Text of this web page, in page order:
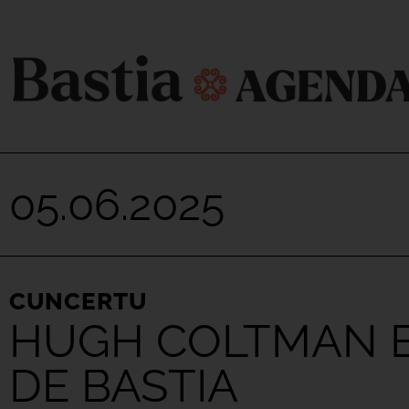
05.06.2025
CUNCERTU
HUGH COLTMAN
DE BASTIA